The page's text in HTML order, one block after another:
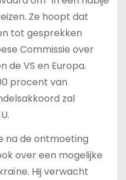
Ze hoopt dat
tot gesprekken
Commissie over
de VS en Europa.
procent van
zal
na de ontmoeting
over een mogelijke
Hij verwacht